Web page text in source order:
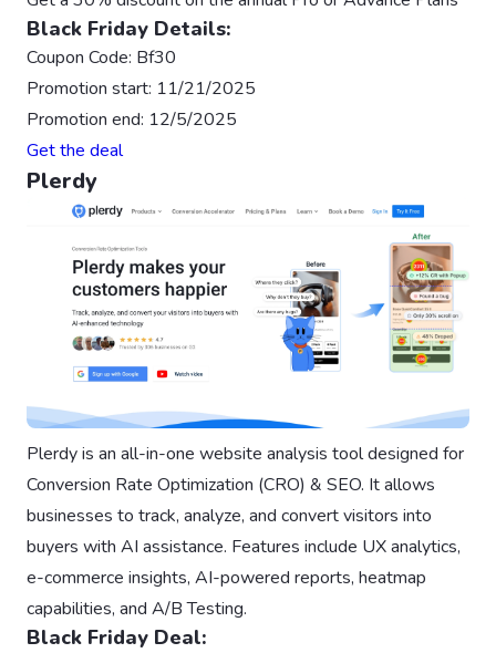
Black Friday Details:
Coupon Code: Bf30
Promotion start: 11/21/2025
Promotion end: 12/5/2025
Get the deal
Plerdy
Plerdy is an all-in-one website analysis tool designed for
Conversion Rate Optimization (CRO) & SEO. It allows
businesses to track, analyze, and convert visitors into
buyers with AI assistance. Features include UX analytics,
e-commerce insights, AI-powered reports, heatmap
capabilities, and A/B Testing.
Black Friday Deal: